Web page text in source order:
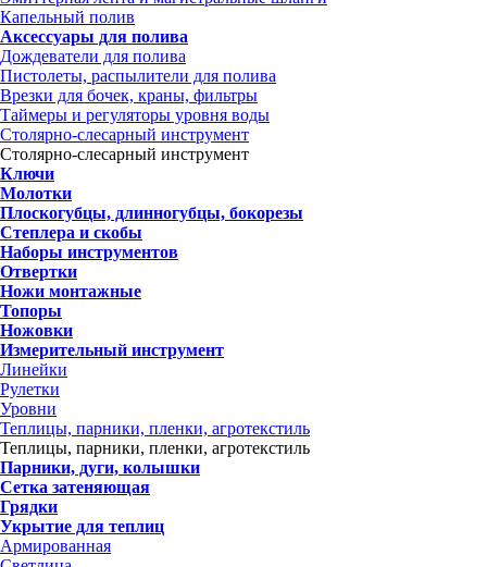
Капельный полив
Аксессуары для полива
Дождеватели для полива
Пистолеты, распылители для полива
Врезки для бочек, краны, фильтры
Таймеры и регуляторы уровня воды
Столярно-слесарный инструмент
Столярно-слесарный инструмент
Ключи
Молотки
Плоскогубцы, длинногубцы, бокорезы
Степлера и скобы
Наборы инструментов
Отвертки
Ножи монтажные
Топоры
Ножовки
Измерительный инструмент
Линейки
Рулетки
Уровни
Теплицы, парники, пленки, агротекстиль
Теплицы, парники, пленки, агротекстиль
Парники, дуги, колышки
Сетка затеняющая
Грядки
Укрытие для теплиц
Армированная